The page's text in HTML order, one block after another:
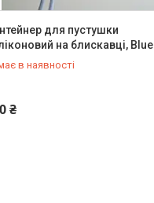
для пустушки
на блискавці, Blue
в наявності
₴(97) 778-20-70